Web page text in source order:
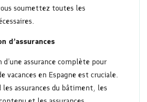
soumettez toutes les
d’assurances
d’une assurance complète pour
vacances en Espagne est cruciale.
les assurances du bâtiment, les